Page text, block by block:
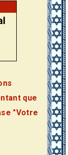
que
"Votre